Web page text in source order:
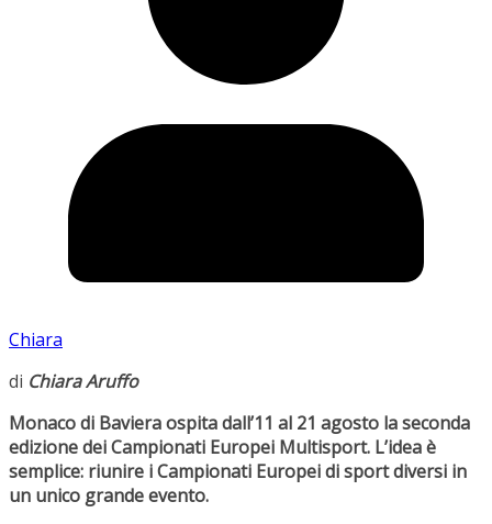
Chiara
di Chiara Aruffo
Monaco di Baviera ospita dall’11 al 21 agosto la seconda
edizione dei Campionati Europei Multisport. L’idea è
semplice: riunire i Campionati Europei di sport diversi in
un unico grande evento.